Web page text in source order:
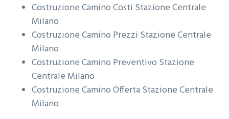
Costruzione Camino Costi Stazione Centrale
Milano
Costruzione Camino Prezzi Stazione Centrale
Milano
Costruzione Camino Preventivo Stazione
Centrale Milano
Costruzione Camino Offerta Stazione Centrale
Milano